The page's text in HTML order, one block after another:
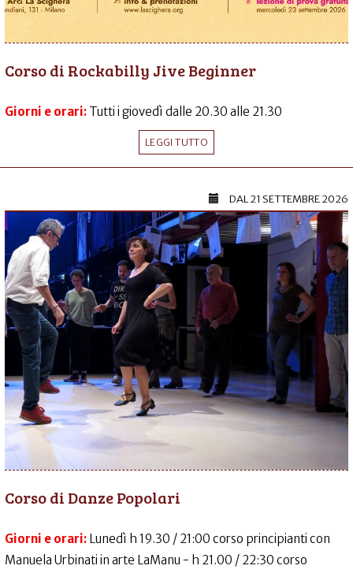
Corso di Rockabilly Jive Beginner
Giorni e orari: Tutti i giovedì dalle 20.30 alle 21.30
LEGGI TUTTO
DAL21 SETTEMBRE 2026
Corso di Danze Popolari
Giorni e orari: Lunedì h 19.30 / 21:00 corso principianti con
Manuela Urbinati in arte LaManu - h 21.00 / 22:30 corso